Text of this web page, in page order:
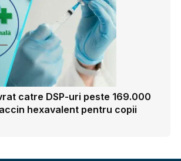
catre DSP-uri peste 169.000
hexavalent pentru copii